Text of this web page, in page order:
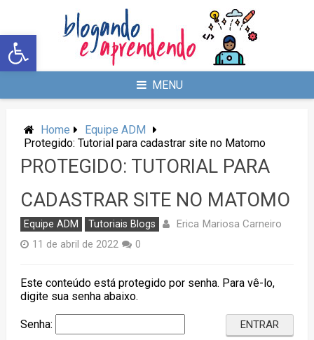
Abrir a barra de ferramentas
MENU
Home
Equipe ADM
Protegido: Tutorial para cadastrar site no Matomo
PROTEGIDO: TUTORIAL PARA
CADASTRAR SITE NO MATOMO
Equipe ADM Tutoriais Blogs Erica Mariosa Carneiro
11 de abril de 2022 0
Este conteúdo está protegido por senha. Para vê-lo,
digite sua senha abaixo.
Senha: